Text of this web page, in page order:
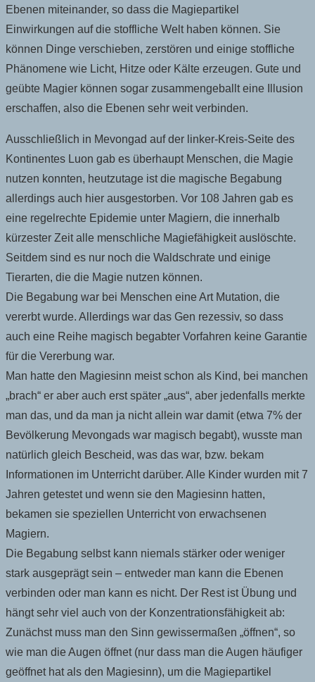
Ebenen miteinander, so dass die Magiepartikel
Einwirkungen auf die stoffliche Welt haben können. Sie
können Dinge verschieben, zerstören und einige stoffliche
Phänomene wie Licht, Hitze oder Kälte erzeugen. Gute und
geübte Magier können sogar zusammengeballt eine Illusion
erschaffen, also die Ebenen sehr weit verbinden.
Ausschließlich in Mevongad auf der linker-Kreis-Seite des
Kontinentes Luon gab es überhaupt Menschen, die Magie
nutzen konnten, heutzutage ist die magische Begabung
allerdings auch hier ausgestorben. Vor 108 Jahren gab es
eine regelrechte Epidemie unter Magiern, die innerhalb
kürzester Zeit alle menschliche Magiefähigkeit auslöschte.
Seitdem sind es nur noch die Waldschrate und einige
Tierarten, die die Magie nutzen können.
Die Begabung war bei Menschen eine Art Mutation, die
vererbt wurde. Allerdings war das Gen rezessiv, so dass
auch eine Reihe magisch begabter Vorfahren keine Garantie
für die Vererbung war.
Man hatte den Magiesinn meist schon als Kind, bei manchen
„brach“ er aber auch erst später „aus“, aber jedenfalls merkte
man das, und da man ja nicht allein war damit (etwa 7% der
Bevölkerung Mevongads war magisch begabt), wusste man
natürlich gleich Bescheid, was das war, bzw. bekam
Informationen im Unterricht darüber. Alle Kinder wurden mit 7
Jahren getestet und wenn sie den Magiesinn hatten,
bekamen sie speziellen Unterricht von erwachsenen
Magiern.
Die Begabung selbst kann niemals stärker oder weniger
stark ausgeprägt sein – entweder man kann die Ebenen
verbinden oder man kann es nicht. Der Rest ist Übung und
hängt sehr viel auch von der Konzentrationsfähigkeit ab:
Zunächst muss man den Sinn gewissermaßen „öffnen“, so
wie man die Augen öffnet (nur dass man die Augen häufiger
geöffnet hat als den Magiesinn), um die Magiepartikel